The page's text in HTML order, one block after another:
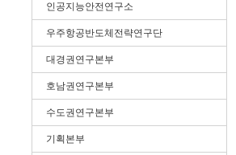
인공지능안전연구소
우주항공반도체전략연구단
대경권연구본부
호남권연구본부
수도권연구본부
기획본부